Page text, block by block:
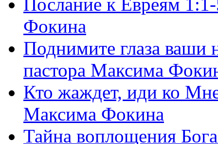
Фокина
Поднимите глаза ваши
пастора Максима
Кто жаждет, иди ко
Максима Фокина
Тайна воплощения